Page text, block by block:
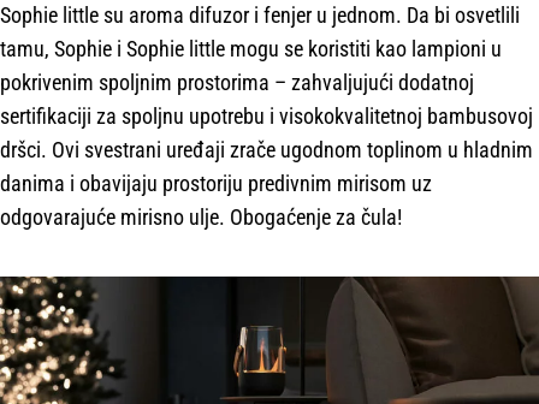
Sophie little su aroma difuzor i fenjer u jednom. Da bi osvetlili
tamu, Sophie i Sophie little mogu se koristiti kao lampioni u
pokrivenim spoljnim prostorima – zahvaljujući dodatnoj
sertifikaciji za spoljnu upotrebu i visokokvalitetnoj bambusovoj
dršci. Ovi svestrani uređaji zrače ugodnom toplinom u hladnim
danima i obavijaju prostoriju predivnim mirisom uz
odgovarajuće mirisno ulje. Obogaćenje za čula!